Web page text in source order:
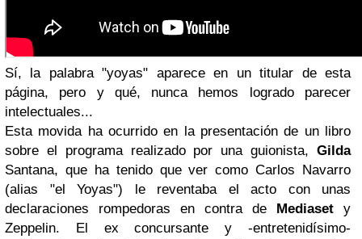
Sí, la palabra "yoyas" aparece en un titular de esta
página, pero y qué, nunca hemos logrado parecer
intelectuales...
Esta movida ha ocurrido en la presentación de un libro
sobre el programa realizado por una guionista, Gilda
Santana, que ha tenido que ver como Carlos Navarro
(alias "el Yoyas") le reventaba el acto con unas
declaraciones rompedoras en contra de Mediaset y
Zeppelin. El ex concursante y -entretenidísimo-